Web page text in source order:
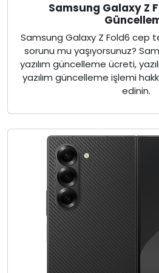
Samsung Galaxy Z
Samsung Galaxy Z Fold6 cep
sorunu mu yaşıyorsunuz?
yazılım güncelleme ücreti,
yazılım güncelleme işlemi
edinin.